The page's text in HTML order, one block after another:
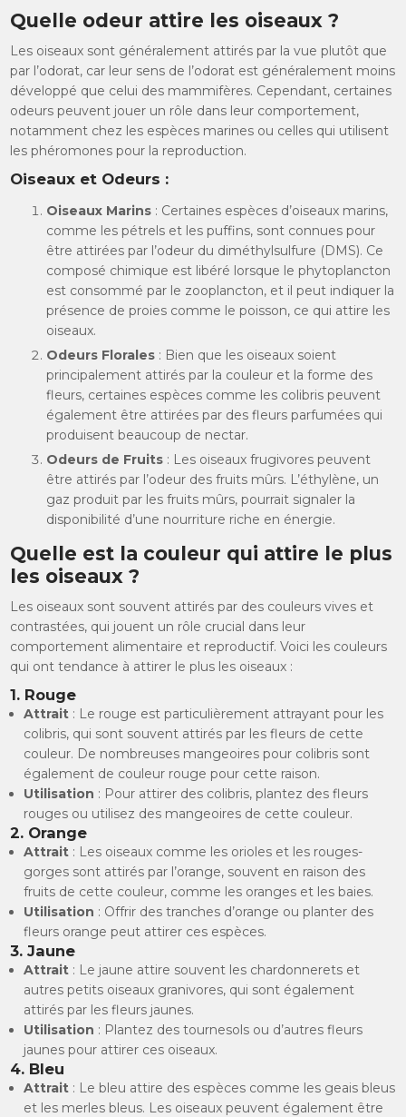
Quelle odeur attire les oiseaux ?
Les oiseaux sont généralement attirés par la vue plutôt que
par l’odorat, car leur sens de l’odorat est généralement moins
développé que celui des mammifères. Cependant, certaines
odeurs peuvent jouer un rôle dans leur comportement,
notamment chez les espèces marines ou celles qui utilisent
les phéromones pour la reproduction.
Oiseaux et Odeurs :
Oiseaux Marins : Certaines espèces d’oiseaux marins,
comme les pétrels et les puffins, sont connues pour
être attirées par l’odeur du diméthylsulfure (DMS). Ce
composé chimique est libéré lorsque le phytoplancton
est consommé par le zooplancton, et il peut indiquer la
présence de proies comme le poisson, ce qui attire les
oiseaux.
Odeurs Florales : Bien que les oiseaux soient
principalement attirés par la couleur et la forme des
fleurs, certaines espèces comme les colibris peuvent
également être attirées par des fleurs parfumées qui
produisent beaucoup de nectar.
Odeurs de Fruits : Les oiseaux frugivores peuvent
être attirés par l’odeur des fruits mûrs. L’éthylène, un
gaz produit par les fruits mûrs, pourrait signaler la
disponibilité d’une nourriture riche en énergie.
Quelle est la couleur qui attire le plus
les oiseaux ?
Les oiseaux sont souvent attirés par des couleurs vives et
contrastées, qui jouent un rôle crucial dans leur
comportement alimentaire et reproductif. Voici les couleurs
qui ont tendance à attirer le plus les oiseaux :
1. Rouge
Attrait : Le rouge est particulièrement attrayant pour les
colibris, qui sont souvent attirés par les fleurs de cette
couleur. De nombreuses mangeoires pour colibris sont
également de couleur rouge pour cette raison.
Utilisation : Pour attirer des colibris, plantez des fleurs
rouges ou utilisez des mangeoires de cette couleur.
2. Orange
Attrait : Les oiseaux comme les orioles et les rouges-
gorges sont attirés par l’orange, souvent en raison des
fruits de cette couleur, comme les oranges et les baies.
Utilisation : Offrir des tranches d’orange ou planter des
fleurs orange peut attirer ces espèces.
3.Jaune
Attrait : Le jaune attire souvent les chardonnerets et
autres petits oiseaux granivores, qui sont également
attirés par les fleurs jaunes.
Utilisation : Plantez des tournesols ou d’autres fleurs
jaunes pour attirer ces oiseaux.
4. Bleu
Attrait : Le bleu attire des espèces comme les geais bleus
et les merles bleus. Les oiseaux peuvent également être